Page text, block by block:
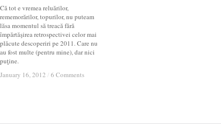
Că tot e vremea reluărilor,
rememorărilor, topurilor, nu puteam
lăsa momentul să treacă fără
împărtăşirea retrospectivei celor mai
plăcute descoperiri pe 2011. Care nu
au fost multe (pentru mine), dar nici
puţine.
January 16, 2012 / 6 Comments
January 16, 2012 / 6 Comments